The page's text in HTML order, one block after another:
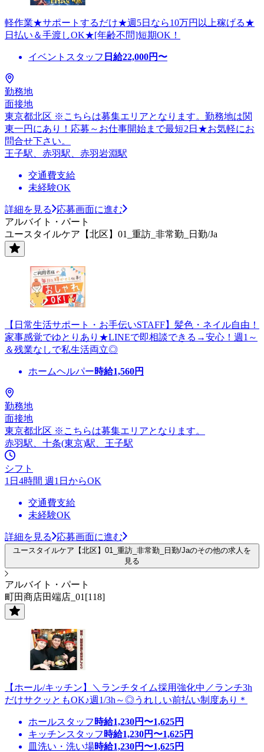
軽作業★サポートするだけ★週5日なら10万円以上稼げる★
日払い＆手渡しOK★[年齢不問]短期OK！
イベントスタッフ 日給22,000円〜
勤務地
面接地
東京都北区 ※こちらは募集エリアとなります。勤務地は関
東一円にあり！応募～お仕事開始まで最短2日★お気軽にお
問合せ下さい。
王子駅、赤羽駅、赤羽岩淵駅
交通費支給
未経験OK
詳細を見る
応募画面に進む
アルバイト・パート
ユースタイルケア【北区】01_重訪_非常勤_日勤/Ja
【日常生活サポート・お手伝いSTAFF】髪色・ネイル自由！
家事感覚でゆとりあり★LINEで即相談できる→安心！週1～
＆残業なしで私生活両立◎
ホームヘルパー時給1,560円
勤務地
面接地
東京都北区 ※こちらは募集エリアとなります。
赤羽駅、十条(東京)駅、王子駅
シフト
1日4時間 週1日からOK
交通費支給
未経験OK
詳細を見る 応募画面に進む
ユースタイルケア【北区】01_重訪_非常勤_日勤/Jaのその他の求人を
見る
アルバイト・パート
町田商店田端店_01[118]
【ホール/キッチン】＼ランチタイム採用強化中／ランチ3h
だけサクッともOK♪週1/3h～◎うれしい前払い制度あり＊
ホールスタッフ 時給1,230円〜1,625円
キッチンスタッフ 時給1,230円〜1,625円
皿洗い・洗い場時給1,230円〜1,625円